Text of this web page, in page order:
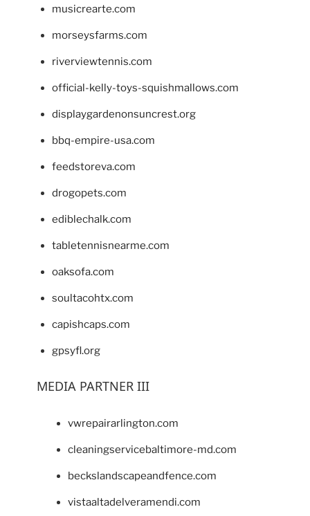
musicrearte.com
morseysfarms.com
riverviewtennis.com
official-kelly-toys-squishmallows.com
displaygardenonsuncrest.org
bbq-empire-usa.com
feedstoreva.com
drogopets.com
ediblechalk.com
tabletennisnearme.com
oaksofa.com
soultacohtx.com
capishcaps.com
gpsyfl.org
MEDIA PARTNER III
vwrepairarlington.com
cleaningservicebaltimore-md.com
beckslandscapeandfence.com
vistaaltadelveramendi.com